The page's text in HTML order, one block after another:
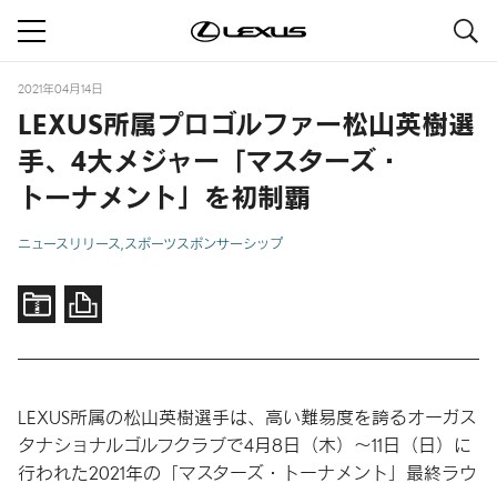
2021年04月14日
LEXUS所属プロゴルファー松山英樹選
手、 4大メジャー 「マスターズ・
トーナメント」 を初制覇
ニュースリリース スポーツスポンサーシップ
LEXUS所属の松山英樹選手は、高い難易度を誇るオーガス
タナショナルゴルフクラブで4月8日（木）～11日（日）に
行われた2021年の「マスターズ・トーナメント」最終ラウ